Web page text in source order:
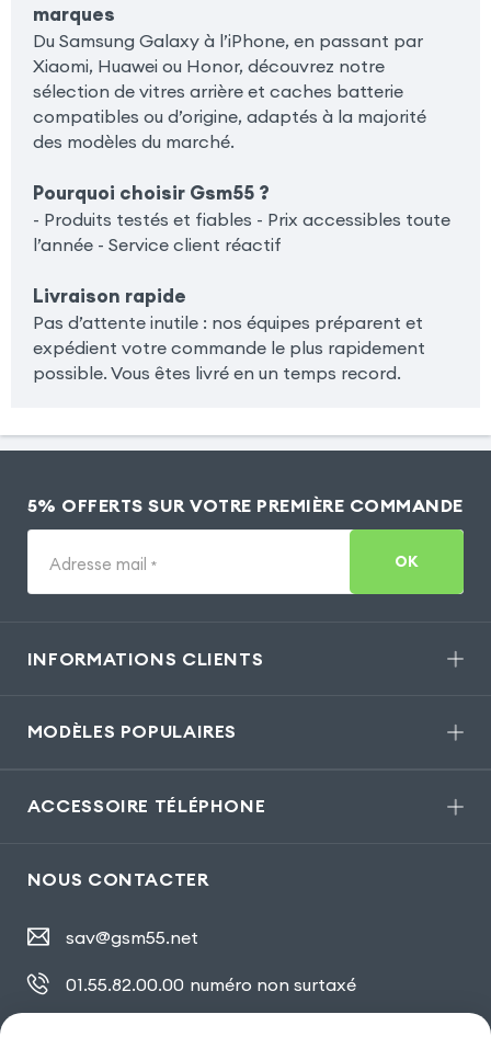
marques
Du Samsung Galaxy à l’iPhone, en passant par
Xiaomi, Huawei ou Honor, découvrez notre
sélection de vitres arrière et caches batterie
compatibles ou d’origine, adaptés à la majorité
des modèles du marché.
Pourquoi choisir Gsm55 ?
- Produits testés et fiables - Prix accessibles toute
l’année - Service client réactif
Livraison rapide
Pas d’attente inutile : nos équipes préparent et
expédient votre commande le plus rapidement
possible. Vous êtes livré en un temps record.
5% OFFERTS SUR VOTRE PREMIÈRE COMMANDE
Adresse mail * OK
INFORMATIONS CLIENTS
MODÈLES POPULAIRES
ACCESSOIRE TÉLÉPHONE
NOUS CONTACTER
sav@gsm55.net
01.55.82.00.00 numéro non surtaxé